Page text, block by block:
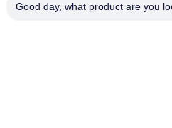
Good day, what product are you